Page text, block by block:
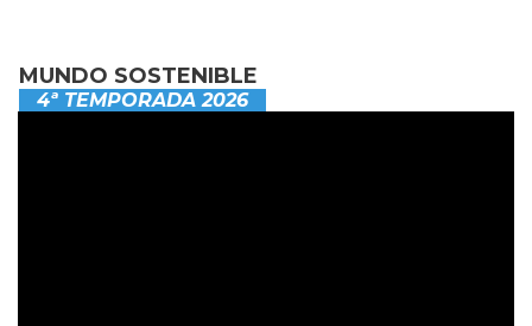
MUNDO SOSTENIBLE
4ª TEMPORADA 2026